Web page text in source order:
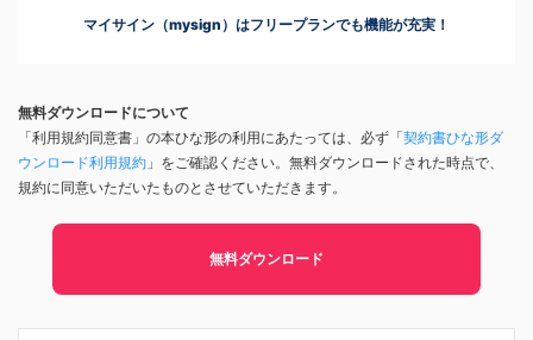
マイサイン（mysign）はフリープランでも機能が充実！
無料ダウンロードについて
「利用規約同意書」の本ひな形の利用にあたっては、必ず「契約書ひな形ダ
ウンロード利用規約 」をご確認ください。無料ダウンロードされた時点で、
規約に同意いただいたものとさせていただきます。
無料ダウンロード